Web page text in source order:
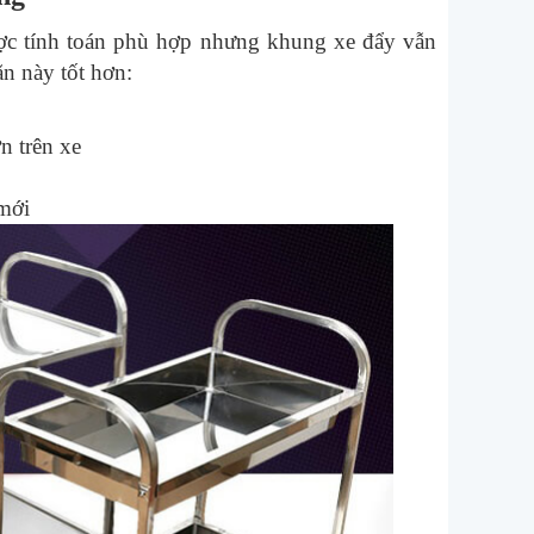
tính toán phù hợp nhưng khung xe đẩy vẫn
này tốt hơn:
trên xe